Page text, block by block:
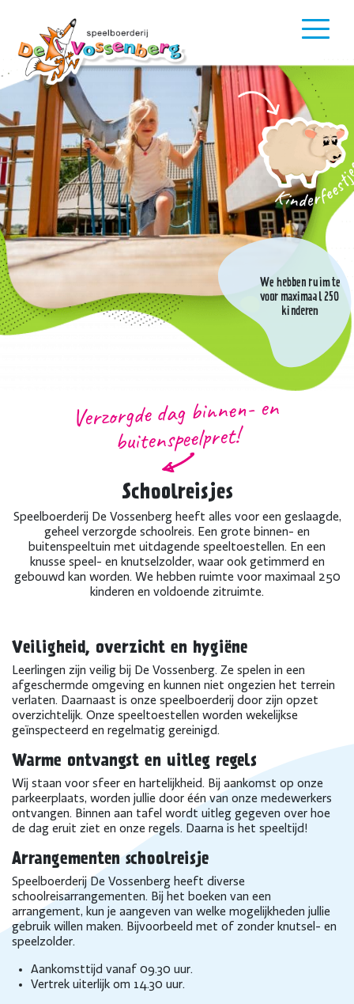
We hebben ruimte
voor maximaal 250
kinderen
Verzorgde dag binnen- en
buitenspeelpret!
Schoolreisjes
Speelboerderij De Vossenberg heeft alles voor een geslaagde,
geheel verzorgde schoolreis. Een grote binnen- en
buitenspeeltuin met uitdagende speeltoestellen. En een
knusse speel- en knutselzolder, waar ook getimmerd en
gebouwd kan worden. We hebben ruimte voor maximaal 250
kinderen en voldoende zitruimte.
Veiligheid, overzicht en hygiëne
Leerlingen zijn veilig bij De Vossenberg. Ze spelen in een
afgeschermde omgeving en kunnen niet ongezien het terrein
verlaten. Daarnaast is onze speelboerderij door zijn opzet
overzichtelijk. Onze speeltoestellen worden wekelijkse
geïnspecteerd en regelmatig gereinigd.
Warme ontvangst en uitleg regels
Wij staan voor sfeer en hartelijkheid. Bij aankomst op onze
parkeerplaats, worden jullie door één van onze medewerkers
ontvangen. Binnen aan tafel wordt uitleg gegeven over hoe
de dag eruit ziet en onze regels. Daarna is het speeltijd!
Arrangementen schoolreisje
Speelboerderij De Vossenberg heeft diverse
schoolreisarrangementen. Bij het boeken van een
arrangement, kun je aangeven van welke mogelijkheden jullie
gebruik willen maken. Bijvoorbeeld met of zonder knutsel- en
speelzolder.
Aankomsttijd vanaf 09.30 uur.
Vertrek uiterlijk om 14.30 uur.